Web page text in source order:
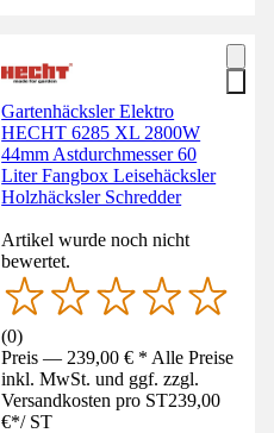
Gartenhäcksler Elektro
HECHT 6285 XL 2800W
44mm Astdurchmesser 60
Liter Fangbox Leisehäcksler
Holzhäcksler Schredder
Artikel wurde noch nicht
bewertet.
(0)
Preis — 239,00 € * Alle Preise
inkl. MwSt. und ggf. zzgl.
Versandkosten pro ST239,00
€*/ ST